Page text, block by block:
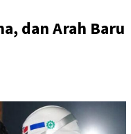
dan Arah Baru